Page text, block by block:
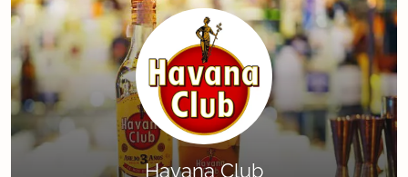
Havana Club